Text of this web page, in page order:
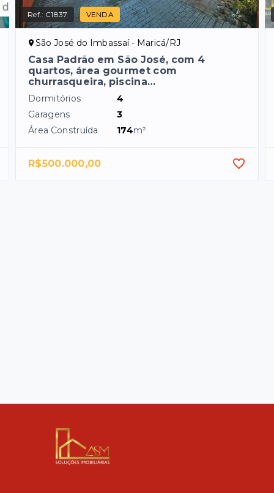
Ref.: C1837 VENDA
São José do Imbassaí - Maricá/RJ
Casa Padrão em São José, com 4
quartos, área gourmet com
churrasqueira, piscina…
Dormitórios
4
Garagens
3
Área Construída
174m²
R$500.000,00